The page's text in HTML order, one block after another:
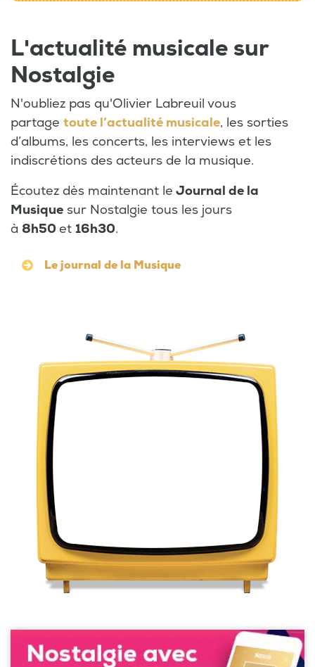
L'actualité musicale sur
Nostalgie
N'oubliez pas qu'Olivier Labreuil vous
partage toute l’actualité musicale, les sorties
d’albums, les concerts, les interviews et les
indiscrétions des acteurs de la musique.
Écoutez dès maintenant le Journal de la
Musique sur Nostalgie tous les jours
à 8h50 et 16h30.
Le journal de la Musique